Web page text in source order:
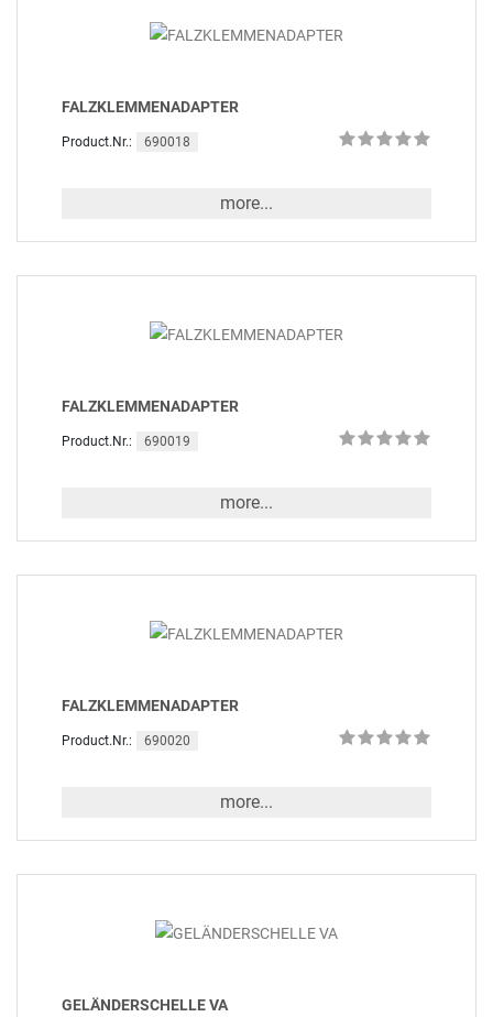
FALZKLEMMENADAPTER
Product.Nr.: 690018
more...
FALZKLEMMENADAPTER
Product.Nr.: 690019
more...
FALZKLEMMENADAPTER
Product.Nr.: 690020
more...
GELÄNDERSCHELLE VA